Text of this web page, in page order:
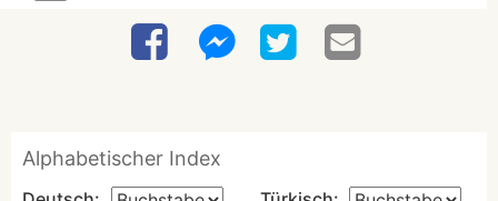
Alphabetischer Index